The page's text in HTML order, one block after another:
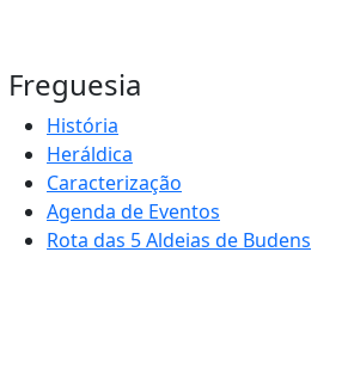
Freguesia
História
Heráldica
Caracterização
Agenda de Eventos
Rota das 5 Aldeias de Budens